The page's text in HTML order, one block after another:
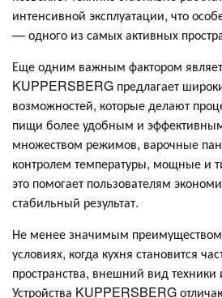
интенсивной эксплуатации, что
— одного из самых активных
Еще одним важным фактором
KUPPERSBERG предлагает
возможностей, которые делают
пищи более удобным и
множеством режимов, варочные
контролем температуры, мощные и
это помогает пользователям
стабильный результат.
Не менее значимым преимуществом
условиях, когда кухня становится
пространства, внешний вид
Устройства KUPPERSBERG